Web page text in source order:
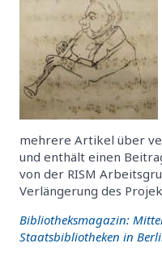
mehrere Artikel über
und enthält einen
von der RISM
Verlängerung des
Bibliotheksmagazin:
Staatsbibliotheken in